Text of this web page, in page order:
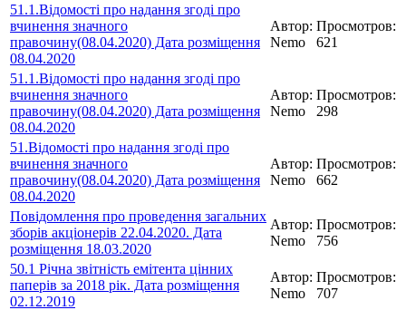
51.1.Відомості про надання згоді про
вчинення значного
правочину(08.04.2020) Дата розміщення
08.04.2020
Автор:
Nemo
Просмотров:
621
51.1.Відомості про надання згоді про
вчинення значного
правочину(08.04.2020) Дата розміщення
08.04.2020
Автор:
Nemo
Просмотров:
298
51.Відомості про надання згоді про
вчинення значного
правочину(08.04.2020) Дата розміщення
08.04.2020
Автор:
Nemo
Просмотров:
662
Повідомлення про проведення загальних
зборів акціонерів 22.04.2020. Дата
розміщення 18.03.2020
Автор:
Nemo
Просмотров:
756
50.1 Річна звітність емітента цінних
паперів за 2018 рік. Дата розміщення
02.12.2019
Автор:
Nemo
Просмотров:
707